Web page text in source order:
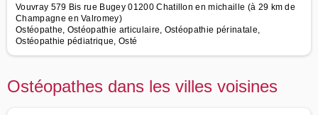
Vouvray 579 Bis rue Bugey 01200 Chatillon en michaille (à 29 km de
Champagne en Valromey)
Ostéopathe, Ostéopathie articulaire, Ostéopathie périnatale,
Ostéopathie pédiatrique, Osté
Ostéopathes dans les villes voisines